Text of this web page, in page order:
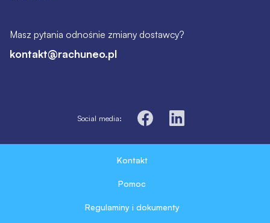
Masz pytania odnośnie zmiany dostawcy?
kontakt@rachuneo.pl
Social media:
Kontakt
Pomoc
Regulaminy i dokumenty